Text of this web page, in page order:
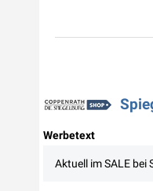
Werbetext
Aktuell im SALE bei